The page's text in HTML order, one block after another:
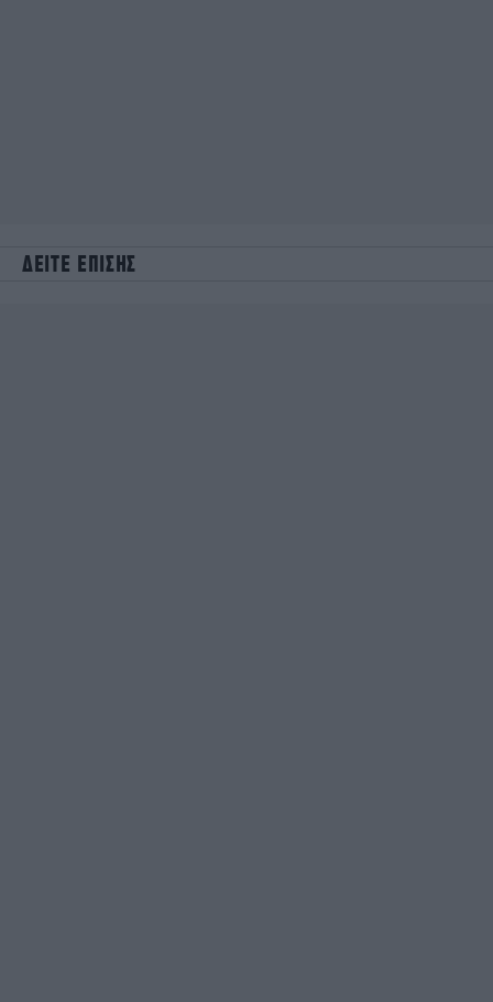
ΔΕΙΤΕ ΕΠΙΣΗΣ